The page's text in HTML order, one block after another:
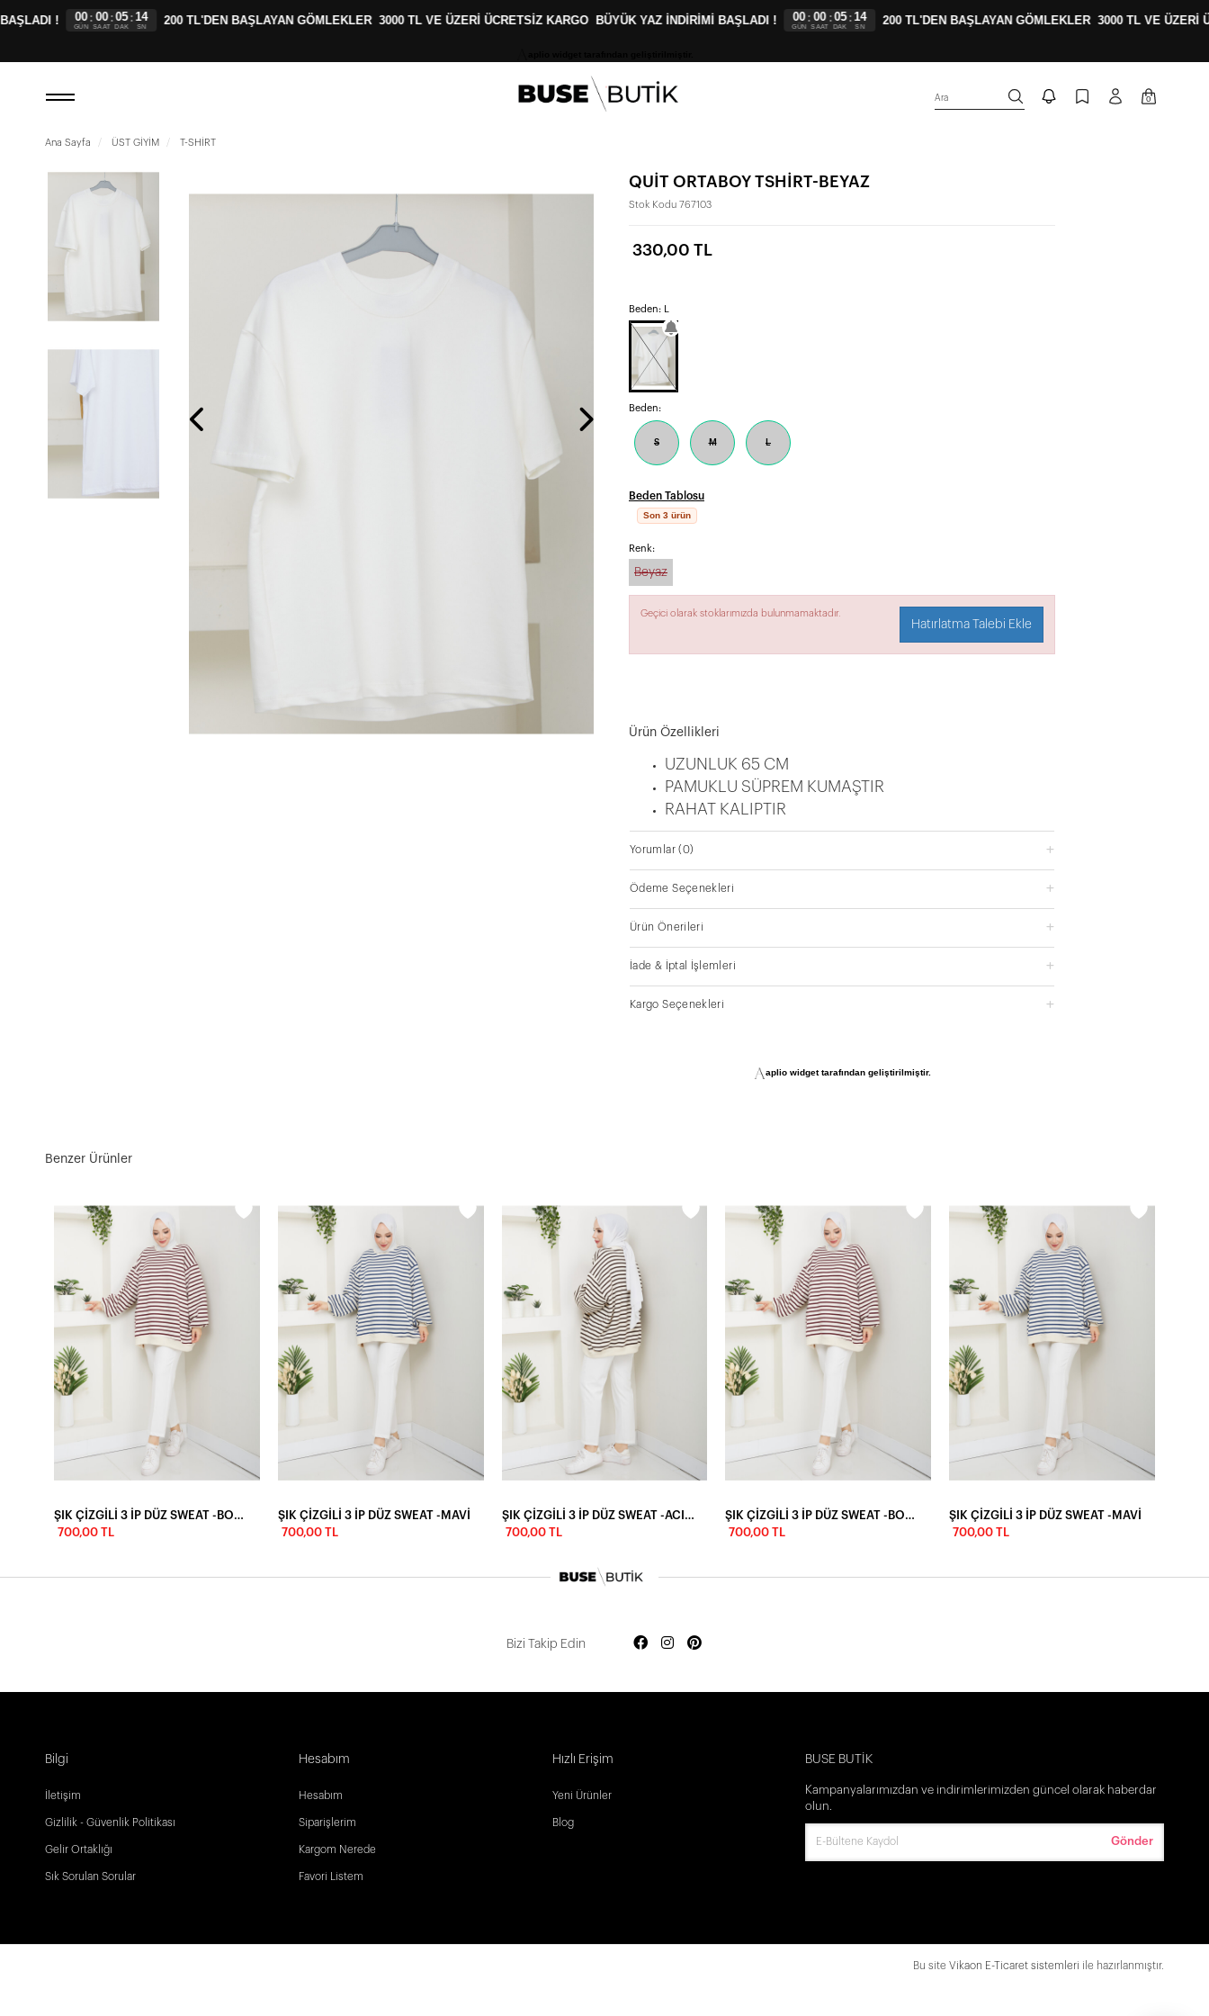
! :00
SAAT
:05
DAK
:13
SN 200 TL'DEN BAŞLAYAN GÖMLEKLER 3000 TL VE ÜZERİ ÜCRETSİZ KARGO BÜYÜK YAZ İNDİRİMİ BAŞLADI ! :00
SAAT
:05
DAK
:13
SN 200 TL'DEN BAŞLAYAN GÖMLEKLER 3000 TL VE ÜZERİ
Ara 0
Ana Sayfa ÜST GİYİM T-SHİRT
QUİT ORTABOY TSHİRT-BEYAZ
Stok Kodu 767103
330,00 TL
Beden: L
Beden:
S M L
Beden Tablosu
Son 3 ürün
Renk:
Beyaz
Geçici olarak stoklarımızda bulunmamaktadır.
Hatırlatma Talebi Ekle
Ürün Özellikleri
UZUNLUK 65 CM
PAMUKLU SÜPREM KUMAŞTIR
RAHAT KALIPTIR
Yorumlar(0)
Ödeme Seçenekleri
Ürün Önerileri
İade & İptal İşlemleri
Kargo Seçenekleri
aplio widget tarafından geliştirilmiştir.
Benzer Ürünler
ŞIK ÇİZGİLİ 3 İP DÜZ SWEAT -BORDO
700,00 TL
ŞIK ÇİZGİLİ 3 İP DÜZ SWEAT -MAVİ
700,00 TL
ŞIK ÇİZGİLİ 3 İP DÜZ SWEAT -ACI KAHVE
700,00 TL
ŞIK ÇİZGİLİ 3 İP DÜZ SWEAT -BORDO
700,00 TL
ŞIK ÇİZGİLİ 3 İP DÜZ SWEAT -MAVİ
700,00 TL
Bizi Takip Edin
Bilgi
İletişim
Gizlilik - Güvenlik Politikası
Gelir Ortaklığı
Sık Sorulan Sorular
Hesabım
Hesabım
Siparişlerim
Kargom Nerede
Favori Listem
Hızlı Erişim
Yeni Ürünler
Blog
BUSE BUTİK
Kampanyalarımızdan ve indirimlerimizden güncel olarak haberdar
olun.
Gönder
Bu site Vikaon E-Ticaret sistemleri ile hazırlanmıştır.
300 TL DEN BAŞLAYAN FİYATLAR